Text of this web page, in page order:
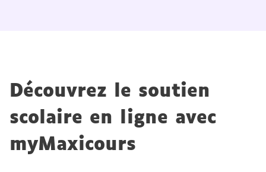
Découvrez le soutien
scolaire en ligne avec
myMaxicours